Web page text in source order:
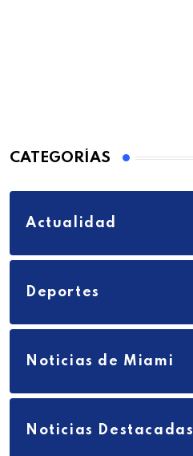
CATEGORÍAS
Actualidad
Deportes
Noticias de Miami
Noticias Destacadas